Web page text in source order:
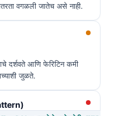
वगळली जातेच असे नाही.
दर्शवते आणि फेरिटिन कमी
जुळते.